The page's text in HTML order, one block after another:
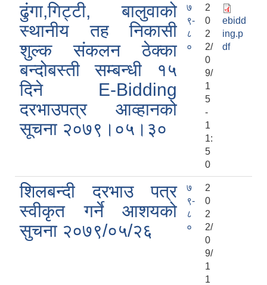
ढुंगा,गिट्टी, बालुवाको
स्थानीय तह निकासी
शुल्क संकलन ठेक्का
बन्दोबस्ती सम्बन्धी १५
दिने E-Bidding
दरभाउपत्र आव्हानको
सूचना २०७९।०५।३०
७
९-
८
०
2
0
2
2/
0
9/
1
5
-
1
1:
5
0
ebidd
ing.p
df
शिलबन्दी दरभाउ पत्र
स्वीकृत गर्ने आशयको
सुचना २०७९/०५/२६
७
९-
८
०
2
0
2
2/
0
9/
1
1